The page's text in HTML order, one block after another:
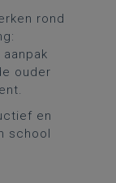
rond
ouder
en
school